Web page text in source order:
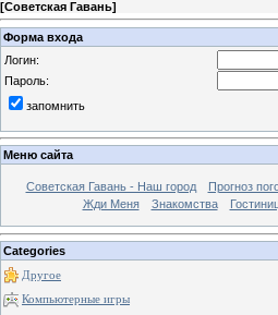
[Советская Гавань]
Форма входа
Логин:
Пароль:
запомнить
Меню сайта
Советская Гавань - Наш город Прогноз
Жди Меня
Знакомства
Categories
Другое
Компьютерные игры